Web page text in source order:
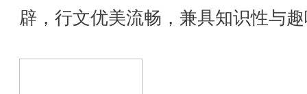
辟，行文优美流畅，兼具知识性与趣